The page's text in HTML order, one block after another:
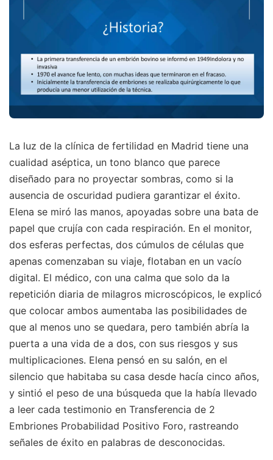
La luz de la clínica de fertilidad en Madrid tiene una
cualidad aséptica, un tono blanco que parece
diseñado para no proyectar sombras, como si la
ausencia de oscuridad pudiera garantizar el éxito.
Elena se miró las manos, apoyadas sobre una bata de
papel que crujía con cada respiración. En el monitor,
dos esferas perfectas, dos cúmulos de células que
apenas comenzaban su viaje, flotaban en un vacío
digital. El médico, con una calma que solo da la
repetición diaria de milagros microscópicos, le explicó
que colocar ambos aumentaba las posibilidades de
que al menos uno se quedara, pero también abría la
puerta a una vida de a dos, con sus riesgos y sus
multiplicaciones. Elena pensó en su salón, en el
silencio que habitaba su casa desde hacía cinco años,
y sintió el peso de una búsqueda que la había llevado
a leer cada testimonio en Transferencia de 2
Embriones Probabilidad Positivo Foro, rastreando
señales de éxito en palabras de desconocidas.